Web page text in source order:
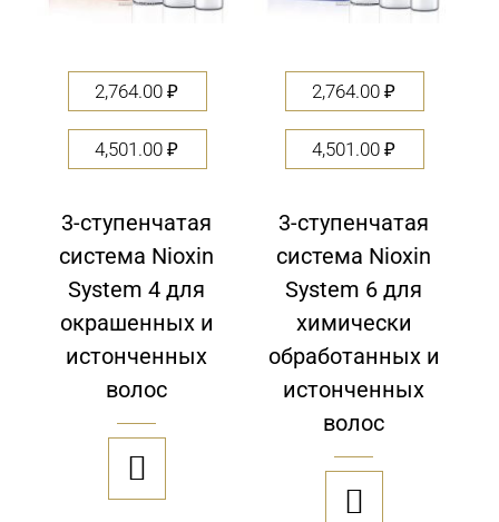
2,764.00 ₽
4,501.00 ₽
3-ступенчатая
система Nioxin
System 4 для
окрашенных и
истонченных
волос

2,764.00 ₽
4,501.00 ₽
3-ступенчатая
система Nioxin
System 6 для
химически
обработанных и
истонченных
волос
